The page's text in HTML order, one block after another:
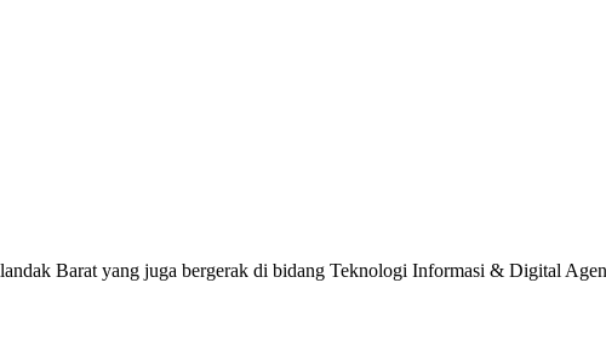
Barat yang juga bergerak di bidang Teknologi Informasi & Digital